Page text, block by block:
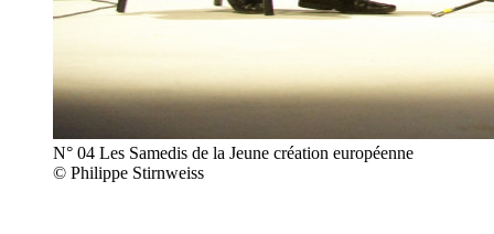
N° 04 Les Samedis de la Jeune création européenne
© Philippe Stirnweiss